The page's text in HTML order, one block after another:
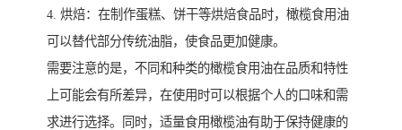
4. 烘焙：在制作蛋糕、饼干等烘焙食品时，橄榄食用油
可以替代部分传统油脂，使食品更加健康。
需要注意的是，不同和种类的橄榄食用油在品质和特性
上可能会有所差异，在使用时可以根据个人的口味和需
求进行选择。同时，适量食用橄榄油有助于保持健康的